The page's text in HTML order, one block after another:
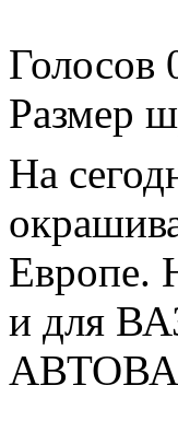
Голосов
Размер
На
Европе.
и для
АВТОВАЗ